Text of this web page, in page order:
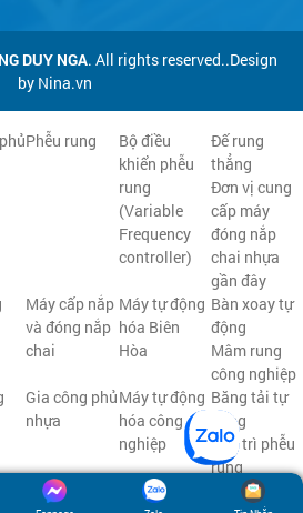
DUY NGA. All rights reserved..Design
by Nina.vn
Phễu rung
Bộ điều
khiển phễu
rung
(Variable
Frequency
controller)
Đế rung
thẳng
Đơn vị cung
cấp máy
đóng nắp
chai nhựa
gần đây
Máy cấp nắp
và đóng nắp
chai
Máy tự động
hóa Biên
Hòa
Bàn xoay tự
động
Mâm rung
công nghiệp
Gia công phủ
nhựa
Máy tự động
hóa công
nghiệp
Băng tải tự
động
Bảo trì phễu
rung